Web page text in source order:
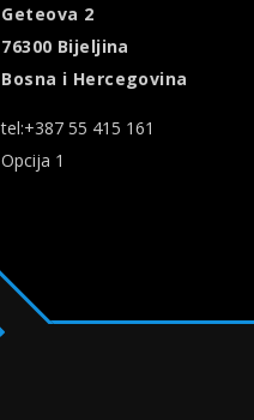
Geteova 2
76300 Bijeljina
Bosna i Hercegovina
tel:+387 55 415 161
Opcija 1